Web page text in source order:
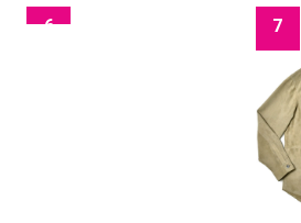
6 7